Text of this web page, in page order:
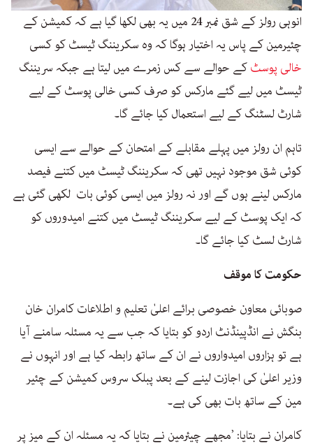
انوہی رولز کے شق نمبر 24 میں یہ بھی لکھا گیا ہے کہ کمیشن کے
چئیرمین کے پاس یہ اختیار ہوگا کہ وہ سکریننگ ٹیسٹ کو کسی
خالی پوسٹکے حوالے سے کس زمرے میں لیتا ہے جبکہ سریننگ
ٹیسٹ میں لیے گئے مارکس کو صرف کسی خالی پوسٹ کے لیے
شارٹ لسٹنگ کے لیے استعمال کیا جائے گا۔
تاہم ان رولز میں پہلے مقابلے کے امتحان کے حوالے سے ایسی
کوئی شق موجود نہیں تھی کہ سکریننگ ٹیسٹ میں کتنے فیصد
مارکس لینے ہوں گے اور نہ رولز میں ایسی کوئی بات لکھی گئی ہے
کہ ایک پوسٹ کے لیے سکریننگ ٹیسٹ میں کتنے امیدوروں کو
شارٹ لسٹ کیا جائے گا۔
حکومت کا موقف
صوبائی معاون خصوصی برائے اعلیٰ تعلیم و اطلاعات کامران خان
بنگش نے انڈپینڈنٹ اردو کو بتایا کہ جب سے یہ مسئلہ سامنے آیا
ہے تو ہزاروں امیدواروں نے ان کے ساتھ رابطہ کیا ہے اور انہوں نے
وزیر اعلیٰ کی اجازت لینے کے بعد پبلک سروس کمیشن کے چئیر
مین کے ساتھ بات بھی کی ہے۔
کامران نے بتایا: ’مجھے چیئرمین نے بتایا کہ یہ مسئلہ ان کے میز پر